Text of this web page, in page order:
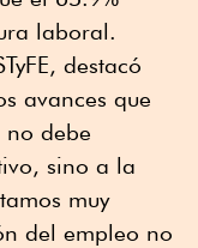
laboral.
destacó
avances que
debe
sino a la
muy
del empleo no